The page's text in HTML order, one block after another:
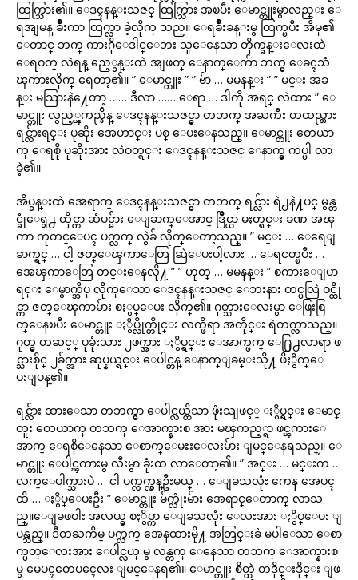
ထြက္သြား၏။ ေဒၚနန္းသဇင္ ထြက္သြား အၿပီး ေမာင္တူးမွာလည္း ေ
ရအျမန္ ခ်ိဳးကာ ထြက္လာ ခဲ့လိုက္ သည္။ ေရခ်ိဳးခန္းမွ ထြက္ၿပီး အိမ္၏
ေတာင္ ဘက္ ကားဂိုေဒါင္ေဘး သူေနေသာ တိုက္ခန္းေလးထဲ
ေရဝတ္ လဲရန္ ဧည့္ခန္းထဲ အျဖတ္ ေနာက္ေက်ာ ဘက္မွ ေခၚသံ
ၾကားလိုက္ ရေတာ့၏။ ” ေမာင္တူး ” ” ဗ်ာ … မမနန္း ” ” မင္း အခ
န္း မသြားနဲ႔ေတာ့ …… ဒီလာ …… ေရာ … ဒါကို အရင္ လဲထား ” ေ
မာင္တူး လွည့္ၾကည္ခ်ိန္ ေဒၚနန္းသဇင္မွာ တဘက္ အႀကီး တထည္အား
ရင္လ်ားရင္း ပုဆိုး အေဟာင္း ပစ္ ေပးေနသည္။ ေမာင္တူး တေယာ
က္ ေရစို ပုဆိုးအား လဲဝတ္ရင္း ေဒၚနန္းသဇင္ ေနာက္မွ ကပ္ပါ လာ
ခဲ့၏။
အိပ္ခန္းထဲ အေရာက္ ေဒၚနန္းသဇင္မွာ တဘက္ ရင္လ်ား ရဲ႕နဲ႔ပင္ မွန္တ
င္ခုံေရွ႕ ထိုင္ကာ ဆံပင္မ်ား ေျခာက္ေအာင္ ဒြိဳင္ယာ မႈတ္ရင္း ခဏ အၾ
ကာ ကုတင္ေပၚ ပက္လက္ လွဲခ် လိုက္ေတာ့သည္။ ” မင္း … ေရေျ
ခာက္ရင္ … ငါ့ ဇတ္ေၾကာေတြ ဆြဲေပးပါ့လား … ေရငတ္ၿပီး …
အေၾကာေတြ တင္းေနလို႔ ” ” ဟုတ္ … မမနန္း ” စကားေျပာ
ရင္း ေမွာက္အိပ္ လိုက္ေသာ ေဒၚနန္းသဇင္ ေဘးနား တင္ပလြဲ ဝင္ထို
င္ကာ ဇတ္ေၾကာမ်ား စႏွပ္ေပး လိုက္၏။ ဂုတ္သားေလးမွာ ေဖြးစြ
တ္ေနၿပီး ေမာင္တူး ႏွိပ္လိုက္တိုင္း လက္ဖိရာ အတိုင္း ရဲတက္လာသည္။
ဂုတ္မွ တဆင့္ ပုခုံးသား ၂ဖက္အား ႏွိပ္ရင္း ေအာက္ဖက္ ေ႐ြ႕လာရာ ဖ
င္သားစိုင္ ၂ခ်က္အား ဆုပ္နယ္ရင္း ေပါင္တန္ ေနာက္ျခမ္းသို႔ ဖိႏွိက္ေ
ပးျပန္၏။
ရင္လ်ား ထားေသာ တဘက္မွာ ေပါင္လယ္ထိသာ ဖုံးသျဖင့္ ႏွိပ္ရင္း ေမာင္
တူး တေယာက္ တဘက္ ေအာက္နားစ အား မၾကည့္ရာ ဖင္ၾကားေ
အာက္ ေရစိုေနေသာ ေစာက္ေမႊးေလးမ်ား ျမင္ေနရသည္။ ေ
မာင္တူး ေပါင္ၾကားမွ လီးမွာ ခုံးထ လာေတာ့၏။ ” အင္း … မင္းက …
လက္ေပါက္သားပဲ … ငါ ပက္လက္လွန္ဦးမယ္ … ေျခသလုံး ကေန အေပၚ
ထိ … ႏွိပ္ေပးဦး ” ေမာင္တူး မ်က္လုံးမ်ား အေရာင္ေတာက္ လာသ
ည္။ေျခဖဝါး အလယ္မွ စႏွိပ္ကာ ေျခသလုံး ေလးအား ႏွိပ္ေပး ျ
ပန္သည္။ ဒီတႀကိမ္ ပက္လက္ အေနထားမို႔ အတြင္းခံ မပါေသာ ေစာ
က္ပတ္ေလးအား ေပါင္လယ္ မွ လန္တက္ ေနေသာ တဘက္ ေအာက္နားစ
မွ မေပၚတေပၚေလး ျမင္ေနရ၏။ ေမာင္တူး စိတ္ထဲ တဒိုင္းဒိုင္း ျဖ